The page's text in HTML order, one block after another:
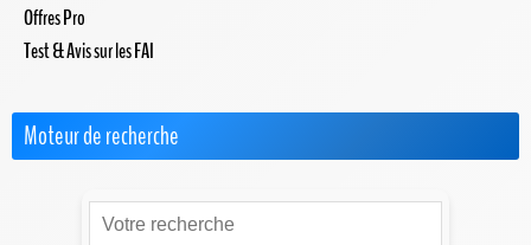
Offres Pro
Test & Avis sur les FAI
Moteur de recherche